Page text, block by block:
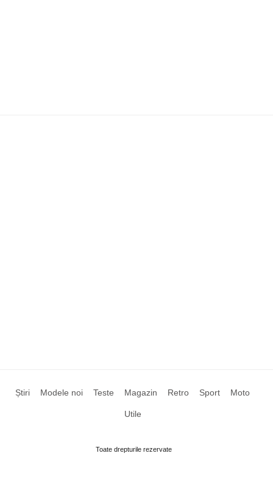
Știri Modele noi Teste Magazin Retro Sport Moto
Utile
Toate drepturile rezervate